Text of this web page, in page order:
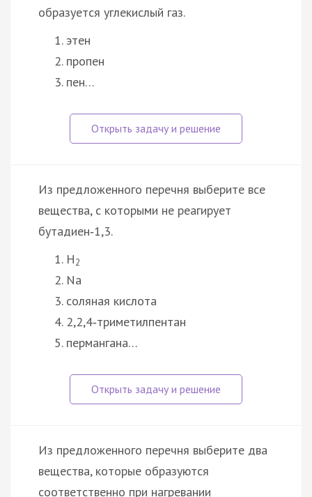
образуется углекислый газ.
этен
пропен
пен…
Из предложенного перечня выберите все
вещества, с которыми не реагирует
бутадиен‑1,3.
H2
Na
соляная кислота
2,2,4‑триметилпентан
пермангана…
Из предложенного перечня выберите два
вещества, которые образуются
соответственно при нагревании